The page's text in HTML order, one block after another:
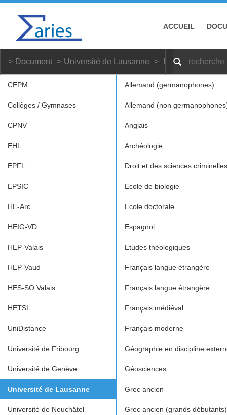
ACCUEIL
Document Université de Lausanne Histoire et
CEPM
Collèges / Gymnases
CPNV
EHL
EPFL
EPSIC
HE-Arc
HEIG-VD
HEP-Valais
HEP-Vaud
HES-SO Valais
HETSL
UniDistance
Université de Fribourg
Université de Genève
Université de Lausanne
Université de Neuchâtel
Allemand (germanophones)
Allemand (non
Anglais
Archéologie
Droit et des sciences criminelles
Ecole de biologie
Ecole doctorale
Espagnol
Etudes théologiques
Français langue étrangère
Français langue étrangère:
Français médiéval
Français moderne
Géographie en discipline
Géosciences
Grec ancien
Grec ancien (grands débutants)